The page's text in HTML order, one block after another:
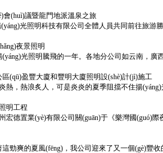
會(huì)議暨龍門地派溫泉之旅
光照明科技有限公司全體人員共同前往旅
夜景照明
光照明騰飛的一年。各地分公司如云南，
(qū)盈豐大廈和豐明大廈照明設(shè)計(jì)施工
熱，熱浪炙人，可是炎炎的夏季阻擋不住揚
明工程
宏德置業(yè)有限公司關(guān)于《樂灣國(guó)
勁爽的夏風(fēng)，我公司迎來了又一個(gè)豐